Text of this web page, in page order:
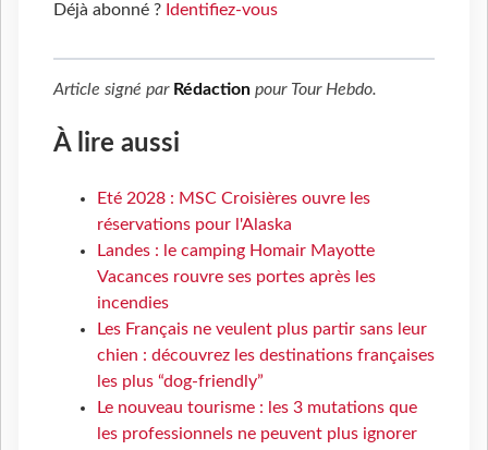
Déjà abonné ? Identifiez-vous
Article signé par Rédaction pour Tour Hebdo.
À lire aussi
Eté 2028 : MSC Croisières ouvre les
réservations pour l'Alaska
Landes : le camping Homair Mayotte
Vacances rouvre ses portes après les
incendies
Les Français ne veulent plus partir sans leur
chien : découvrez les destinations françaises
les plus “dog-friendly”
Le nouveau tourisme : les 3 mutations que
les professionnels ne peuvent plus ignorer